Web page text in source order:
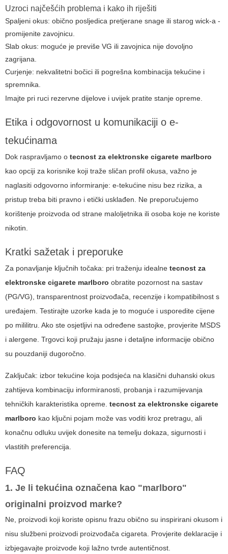
Uzroci najčešćih problema i kako ih riješiti
Spaljeni okus: obično posljedica pretjerane snage ili starog wick-a -
promijenite zavojnicu.
Slab okus: moguće je previše VG ili zavojnica nije dovoljno
zagrijana.
Curjenje: nekvalitetni bočici ili pogrešna kombinacija tekućine i
spremnika.
Imajte pri ruci rezervne dijelove i uvijek pratite stanje opreme.
Etika i odgovornost u komunikaciji o e-
tekućinama
Dok raspravljamo o tecnost za elektronske cigarete marlboro
kao opciji za korisnike koji traže sličan profil okusa, važno je
naglasiti odgovorno informiranje: e-tekućine nisu bez rizika, a
pristup treba biti pravno i etički usklađen. Ne preporučujemo
korištenje proizvoda od strane maloljetnika ili osoba koje ne koriste
nikotin.
Kratki sažetak i preporuke
Za ponavljanje ključnih točaka: pri traženju idealne tecnost za
elektronske cigarete marlboro obratite pozornost na sastav
(PG/VG), transparentnost proizvođača, recenzije i kompatibilnost s
uređajem. Testirajte uzorke kada je to moguće i usporedite cijene
po mililitru. Ako ste osjetljivi na određene sastojke, provjerite MSDS
i alergene. Trgovci koji pružaju jasne i detaljne informacije obično
su pouzdaniji dugoročno.
Zaključak: izbor tekućine koja podsjeća na klasični duhanski okus
zahtijeva kombinaciju informiranosti, probanja i razumijevanja
tehničkih karakteristika opreme. tecnost za elektronske cigarete
marlboro kao ključni pojam može vas voditi kroz pretragu, ali
konačnu odluku uvijek donesite na temelju dokaza, sigurnosti i
vlastitih preferencija.
FAQ
1. Je li tekućina označena kao "marlboro"
originalni proizvod marke?
Ne, proizvodi koji koriste opisnu frazu obično su inspirirani okusom i
nisu službeni proizvodi proizvođača cigareta. Provjerite deklaracije i
izbjegavajte proizvode koji lažno tvrde autentičnost.